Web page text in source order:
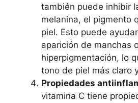
también puede inhibir
melanina, el pigmento
piel. Esto puede
aparición de manchas
hiperpigmentación, lo
tono de piel más claro
Propiedades
vitamina C tiene